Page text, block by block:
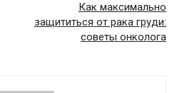
Как максимально
защититься от рака груди:
советы онколога